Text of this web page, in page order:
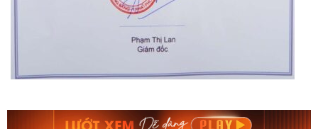
Citizen Nam
Mua ngay
Orient Nam RA-
Mua ngay